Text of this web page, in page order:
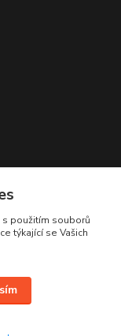
s použitím souborů
týkající se Vašich